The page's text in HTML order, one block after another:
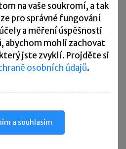
záloh na daň z příjmů
činnosti za červenec 2026
daně za červenec 2026
na vaše soukromí, a tak
pro správné fungování
a měření úspěšnosti
abychom mohli zachovat
jste zvyklí. Projděte si
osobních údajů.
a souhlasím